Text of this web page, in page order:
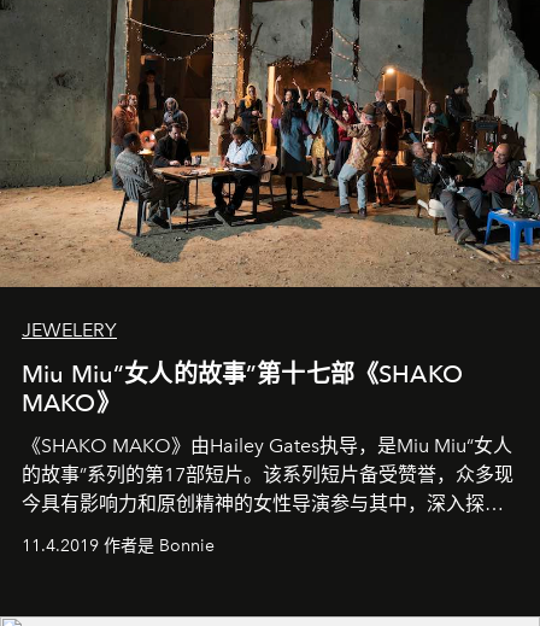
JEWELERY
Miu Miu“女人的故事”第十七部《SHAKO
MAKO》
《SHAKO MAKO》由Hailey Gates执导，是Miu Miu“女人
的故事”系列的第17部短片。该系列短片备受赞誉，众多现
今具有影响力和原创精神的女性导演参与其中，深入探索
21世纪的空虚浮华与女性本质。
11.4.2019 作者是 Bonnie